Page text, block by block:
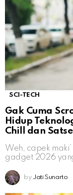
SCI-TECH
Gak Cuma
Hidup
Chill dan
Weh, capek
gadget 2026
by Jati Sunarto